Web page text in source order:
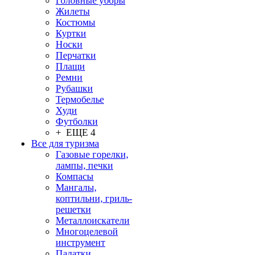
Жилеты
Костюмы
Куртки
Носки
Перчатки
Плащи
Ремни
Рубашки
Термобелье
Худи
Футболки
+ ЕЩЕ 4
Все для туризма
Газовые горелки,
лампы, печки
Компасы
Мангалы,
коптильни, гриль-
решетки
Металлоискатели
Многоцелевой
инструмент